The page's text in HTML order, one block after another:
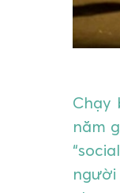
Chạy
năm